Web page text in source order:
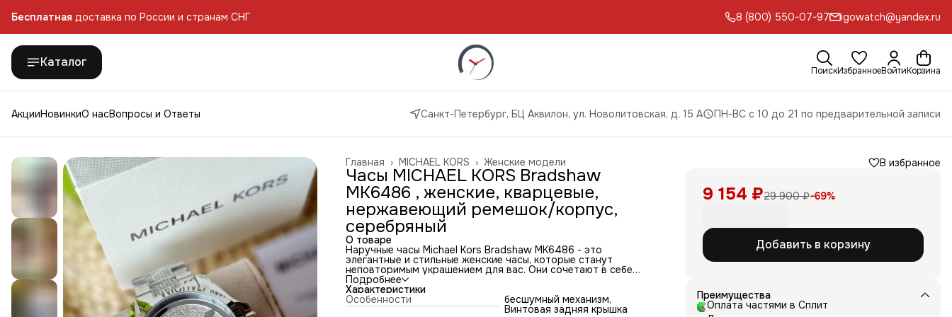
Бесплатная доставка по России и странам СНГ 8 (800) 550-07-97 igowatch@yandex.ru
Каталог
ПоискИзбранноеВойтиКорзина
АкцииНовинкиО насВопросы и Ответы Санкт-Петербург, БЦ Аквилон, ул. Новолитовская, д. 15 А ПН-ВС с 10 до 21 по предварительной записи
Женские модели
MICHAEL KORS ›
Главная ›
Часы MICHAEL KORS Bradshaw
MK6486 , женские, кварцевые,
нержавеющий ремешок/корпус,
серебряный
О товаре
Наручные часы Michael Kors Bradshaw MK6486 - это
элегантные и стильные женские часы, которые станут
неповторимым украшением для вас. Они сочетают в себе
изысканный дизайн и высокое качество материалов,
обеспечивая долговечность и надежность.
Часы изготовлены из нержавеющей стали, что гарантирует их
долговечность и надежность. Кварцевый механизм
Подробнее
Характеристики
Особенности бесшумный механизм,
Винтовая задняя крышка
В избранное
9 154 ₽29 900 ₽−69%
Добавить в корзину
Преимущества
Оплата частями в Сплит